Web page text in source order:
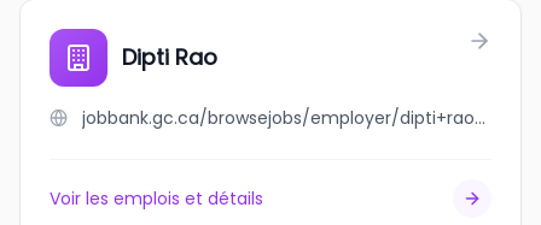
Dipti Rao
jobbank.gc.ca/browsejobs/employer/dipti+rao/ca
Voir les emplois et détails